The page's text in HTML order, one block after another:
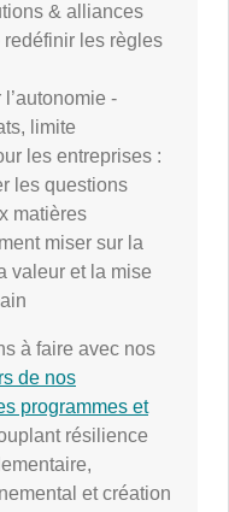
& alliances
les règles
-
limite
les entreprises :
les questions
matières
miser sur la
valeur et la mise
à faire avec nos
de nos
programmes et
résilience
et création